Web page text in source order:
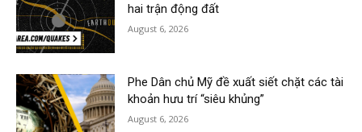
hai trận động đất
August 6, 2026
Phe Dân chủ Mỹ đề xuất siết chặt các tài
khoản hưu trí “siêu khủng”
August 6, 2026